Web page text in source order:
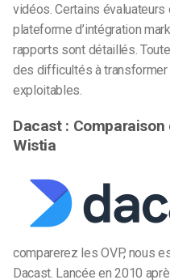
vidéos. Certains
plateforme d’intégration
rapports sont détaillés.
des difficultés à
exploitables.
Dacast : Comparaison
Wistia
comparerez les OVP, nous
Dacast. Lancée en 2010